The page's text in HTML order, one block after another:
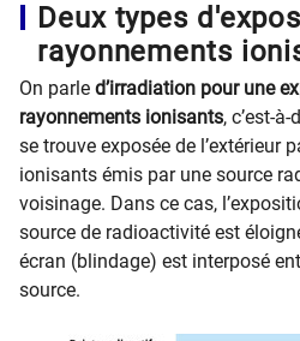
Deux types
rayonnements
On parle d’irradiation pour une
rayonnements ionisants, c’est-
se trouve exposée de l’extérieur
ionisants émis par une source
voisinage. Dans ce cas,
source de radioactivité est
écran (blindage) est interposé
source.